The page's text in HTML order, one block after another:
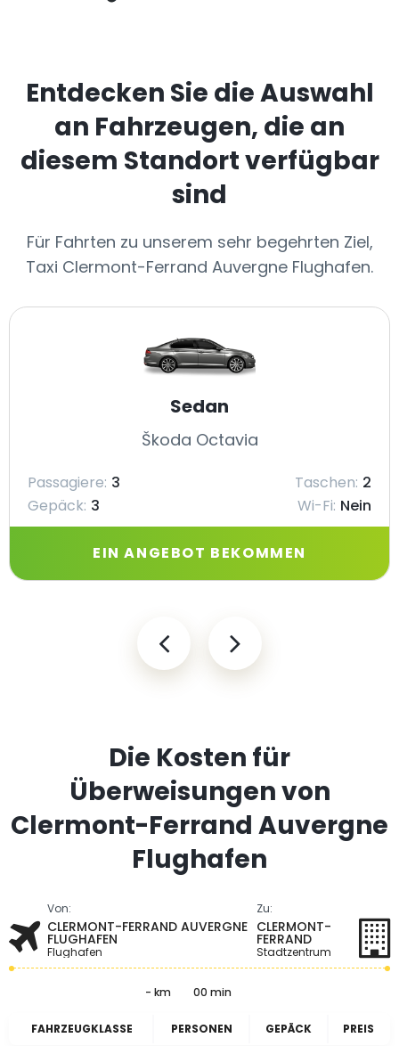
Entdecken Sie die Auswahl
an Fahrzeugen, die an
diesem Standort verfügbar
sind
Für Fahrten zu unserem sehr begehrten Ziel,
Taxi Clermont-Ferrand Auvergne Flughafen.
Sedan
Škoda Octavia
Passagiere: 3 Taschen: 2
Gepäck: 3 Wi-Fi: Nein
EIN ANGEBOT BEKOMMEN
Die Kosten für
Überweisungen von
Clermont-Ferrand Auvergne
Flughafen
Von:
CLERMONT-FERRAND AUVERGNE
FLUGHAFEN
Flughafen
Zu:
CLERMONT-
FERRAND
Stadtzentrum
- km 00 min
FAHRZEUGKLASSE PERSONEN GEPÄCK PREIS